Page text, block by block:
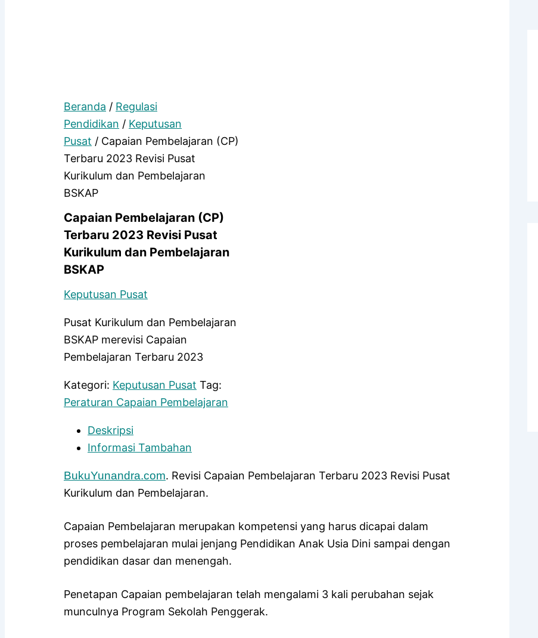
Beranda / Regulasi
Pendidikan / Keputusan
Pusat / Capaian Pembelajaran (CP)
Terbaru 2023 Revisi Pusat
Kurikulum dan Pembelajaran
BSKAP
Capaian Pembelajaran (CP)
Terbaru 2023 Revisi Pusat
Kurikulum dan Pembelajaran
BSKAP
Keputusan Pusat
Pusat Kurikulum dan Pembelajaran
BSKAP merevisi Capaian
Pembelajaran Terbaru 2023
Kategori: Keputusan Pusat Tag:
Peraturan Capaian Pembelajaran
Deskripsi
Informasi Tambahan
BukuYunandra.com. Revisi Capaian Pembelajaran Terbaru 2023 Revisi Pusat
Kurikulum dan Pembelajaran.
Capaian Pembelajaran merupakan kompetensi yang harus dicapai dalam
proses pembelajaran mulai jenjang Pendidikan Anak Usia Dini sampai dengan
pendidikan dasar dan menengah.
Penetapan Capaian pembelajaran telah mengalami 3 kali perubahan sejak
munculnya Program Sekolah Penggerak.